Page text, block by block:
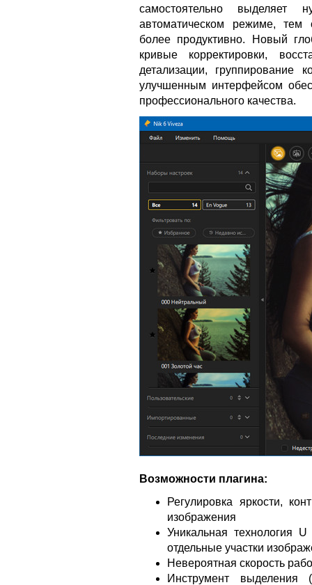
самостоятельно
автоматическом режиме, тем
более продуктивно. Новый
кривые корректировки,
детализации, группирование
улучшенным интерфейсом
профессионального качества.
Возможности плагина:
Регулировка яркости,
изображения
Уникальная технология
отдельные участки
Невероятная скорость
Инструмент выделения